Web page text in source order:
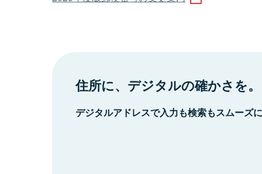
住所に、デジタルの確かさを。
デジタルアドレスで入力も検索もスムーズ